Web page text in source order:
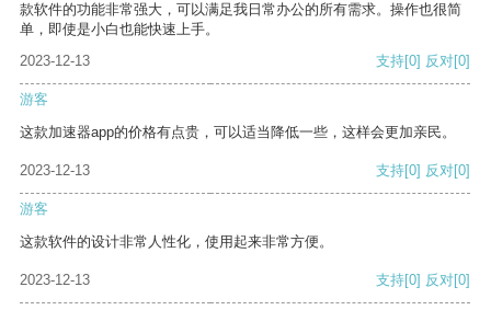
款软件的功能非常强大，可以满足我日常办公的所有需求。操作也很简
单，即使是小白也能快速上手。
2023-12-13
支持[0] 反对[0]
游客
这款加速器app的价格有点贵，可以适当降低一些，这样会更加亲民。
2023-12-13 支持[0] 反对[0]
游客
这款软件的设计非常人性化，使用起来非常方便。
2023-12-13 支持[0] 反对[0]